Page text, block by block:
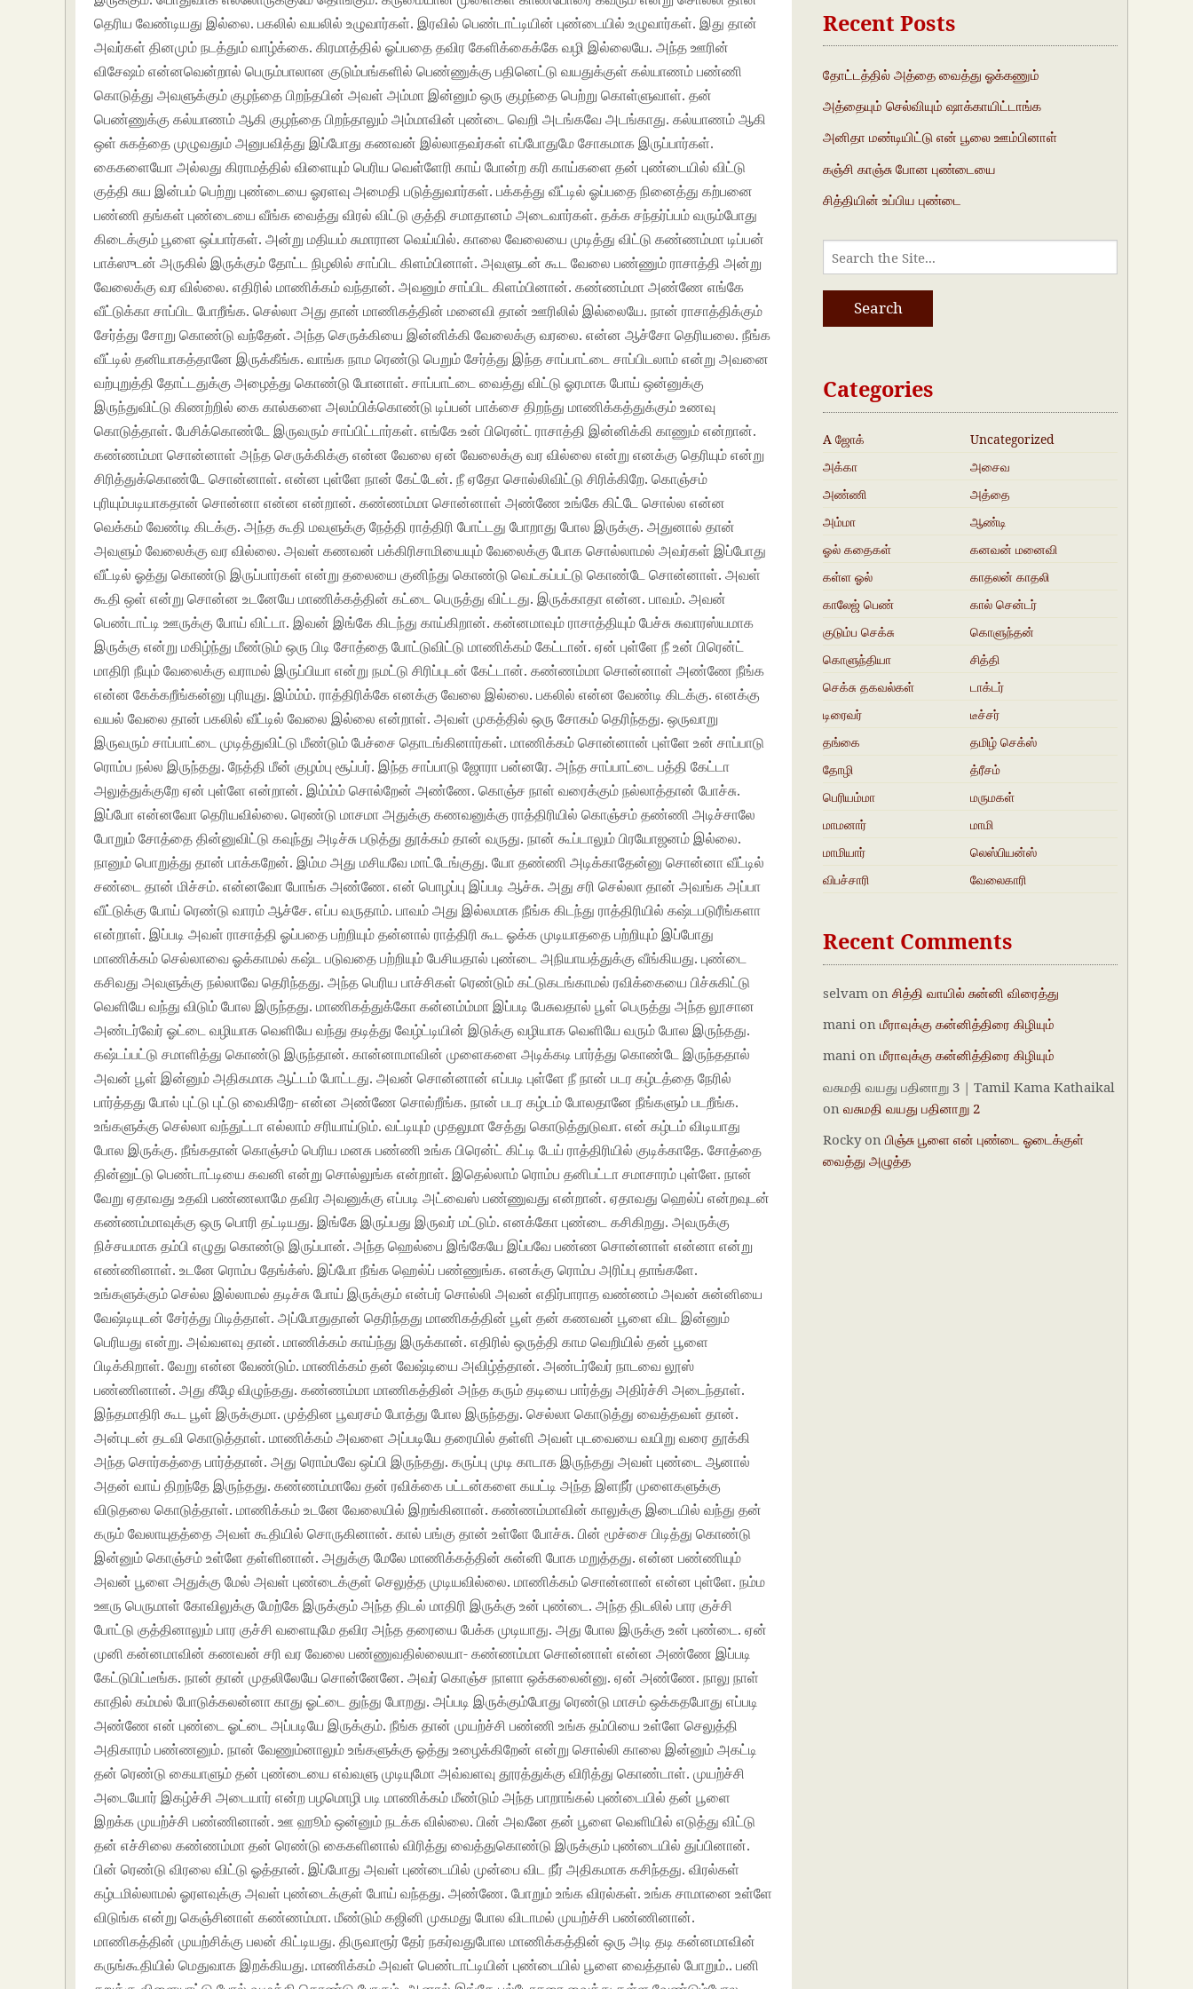
Recent Posts
தோட்டத்தில் அத்தை வைத்து ஓக்கணும்
அத்தையும் செல்வியும் ஷாக்காயிட்டாங்க
அனிதா மண்டியிட்டு என் பூலை ஊம்பினாள்
கஞ்சி காஞ்சு போன புண்டையை
சித்தியின் உப்பிய புண்டை
Categories
A ஜோக்
Uncategorized
அக்கா
அசைவ
நகைச்சுவை
அண்ணி
அத்தை
அம்மா
ஆண்டி
ஓல் கதைகள்
கனவன் மனைவி
கள்ள ஓல்
காதலன் காதலி
காலேஜ் பெண்
கால் சென்டர்
குடும்ப செக்சு
கதைகள்
கொளுந்தன்
கொளுந்தியா
சித்தி
செக்சு தகவல்கள்
டாக்டர்
டிரைவர்
டீச்சர்
தங்கை
தமிழ் செக்ஸ்
ஜோக்ஸ்
தோழி
த்ரீசம்
பெரியம்மா
மருமகள்
மாமனார்‍‍
மாமி
மாமியார்
லெஸ்பியன்ஸ்
விபச்சாரி
வேலைகாரி
Recent Comments
selvam onசித்தி வாயில் சுன்னி விரைத்து
mani onமீராவுக்கு கன்னித்திரை கிழியும்
mani onமீராவுக்கு கன்னித்திரை கிழியும்
வசுமதி வயது பதினாறு 3 | Tamil Kama Kathaikal
onவசுமதி வயது பதினாறு 2
Rockyonபிஞ்சு பூளை என் புண்டை ஓடைக்குள்
வைத்து அழுத்த